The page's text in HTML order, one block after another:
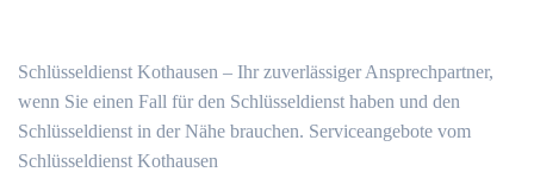
Schlüsseldienst Kothausen – Ihr zuverlässiger Ansprechpartner,
wenn Sie einen Fall für den Schlüsseldienst haben und den
Schlüsseldienst in der Nähe brauchen. Serviceangebote vom
Schlüsseldienst Kothausen